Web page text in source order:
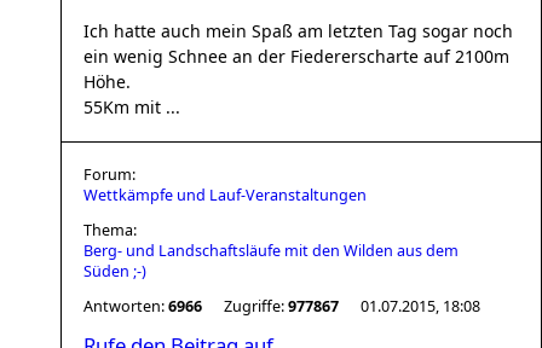
Ich hatte auch mein Spaß am letzten Tag sogar noch
ein wenig Schnee an der Fiedererscharte auf 2100m
Höhe.
55Km mit ...
Forum:
Wettkämpfe und Lauf-Veranstaltungen
Thema:
Berg- und Landschaftsläufe mit den Wilden aus dem
Süden ;-)
Antworten:6966 Zugriffe:977867 01.07.2015, 18:08